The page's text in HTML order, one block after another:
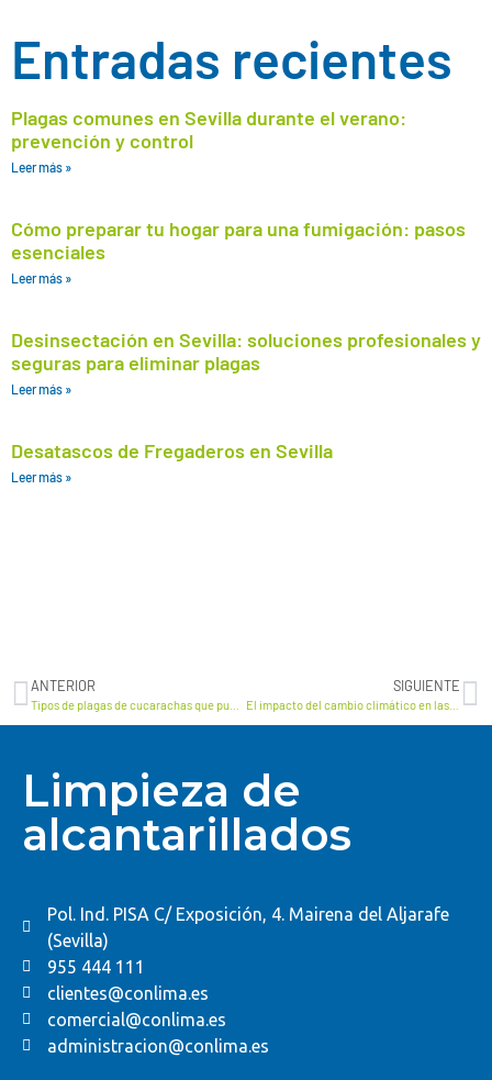
Entradas recientes
Plagas comunes en Sevilla durante el verano:
prevención y control
Leer más »
Cómo preparar tu hogar para una fumigación: pasos
esenciales
Leer más »
Desinsectación en Sevilla: soluciones profesionales y
seguras para eliminar plagas
Leer más »
Desatascos de Fregaderos en Sevilla
Leer más »
ANTERIOR SIGUIENTE
El impacto del cambio climático en las plagas es una realidad
Limpieza de
alcantarillados
Pol. Ind. PISA C/ Exposición, 4. Mairena del Aljarafe
(Sevilla)
955 444 111
clientes@conlima.es
comercial@conlima.es
administracion@conlima.es